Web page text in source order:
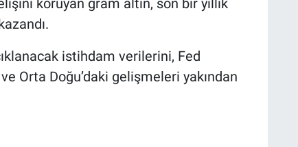
koruyan gram altın, son bir yıllık
istihdam verilerini, Fed
Orta Doğu’daki gelişmeleri yakından